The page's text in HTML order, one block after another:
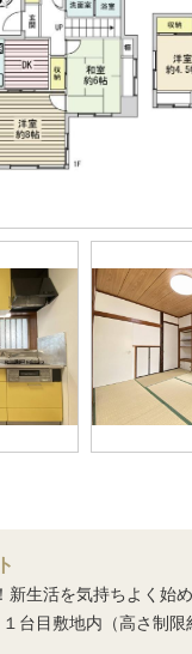
新生活を気持ちよく
台目敷地内（高さ制